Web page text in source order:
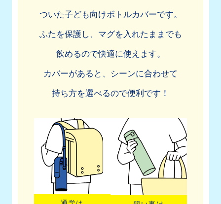
ついた子ども向けボトルカバーです。
ふたを保護し、マグを入れたままでも
飲めるので快適に使えます。
カバーがあると、シーンに合わせて
持ち方を選べるので便利です！